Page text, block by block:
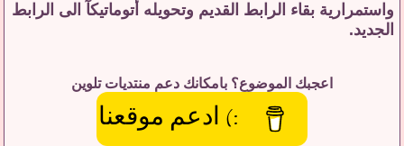
واستمرارية بقاء الرابط القديم وتحويله أتوماتيكآ الى الرابط
الجديد.
اعجبك الموضوع؟ بامكانك دعم منتديات تلوين
:) ادعم موقعنا